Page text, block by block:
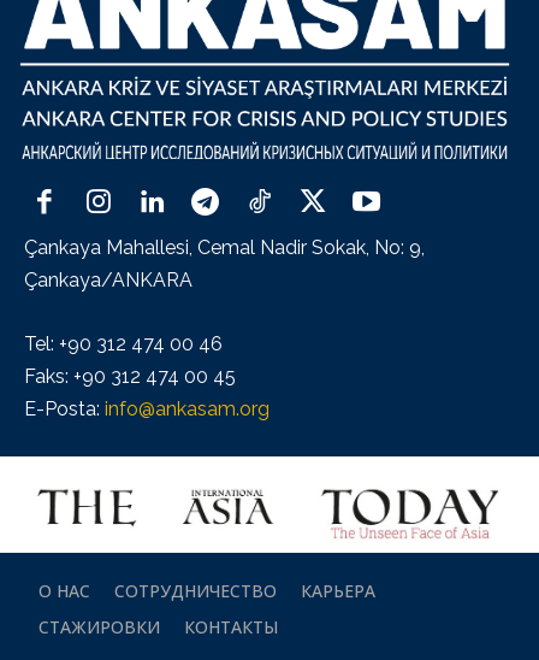
Çankaya Mahallesi, Cemal Nadir Sokak, No: 9,
Çankaya/ANKARA
Tel: +90 312 474 00 46
Faks: +90 312 474 00 45
E-Posta: info@ankasam.org
О НАС СОТРУДНИЧЕСТВО
КАРЬЕРА
СТАЖИРОВКИ
КОНТАКТЫ